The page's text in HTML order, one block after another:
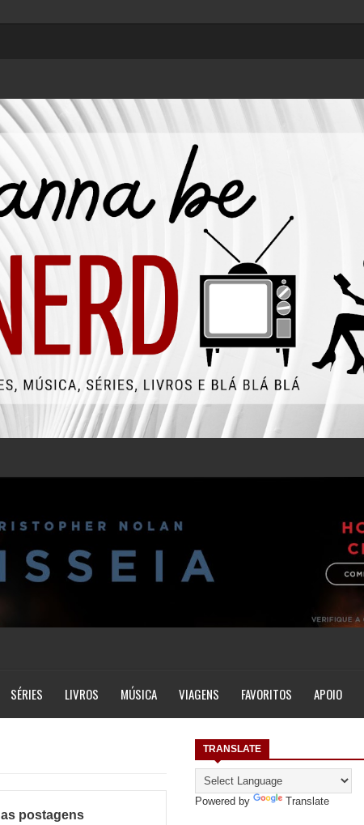
SÉRIES LIVROS MÚSICA VIAGENS FAVORITOS APOIO
TRANSLATE
Powered by Translate
postagens